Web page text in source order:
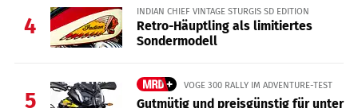
4
INDIAN CHIEF VINTAGE STURGIS SD EDITION
Retro-Häuptling als limitiertes
Sondermodell
5
VOGE 300 RALLY IM ADVENTURE-TEST
Gutmütig und preisgünstig für unter